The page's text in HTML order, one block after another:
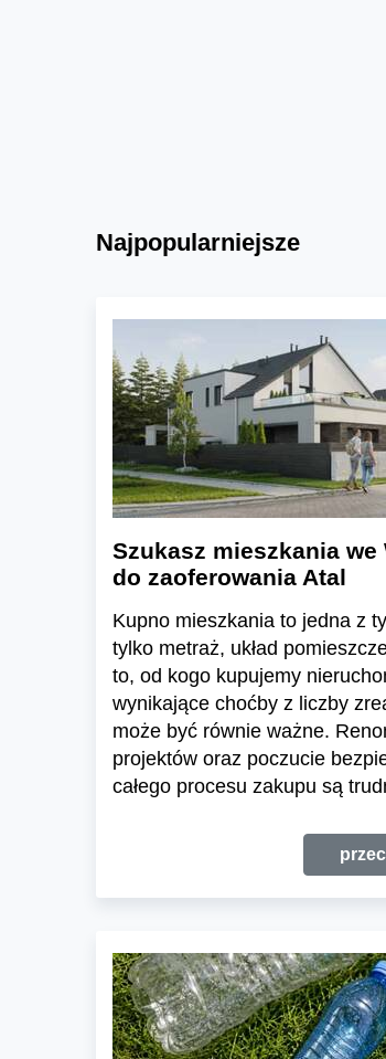
Najpopularniejsze
Szukasz mieszkania we
do zaoferowania Atal
Kupno mieszkania to jedna z
tylko metraż, układ
to, od kogo kupujemy
wynikające choćby z liczby
może być równie ważne.
projektów oraz poczucie
całego procesu zakupu są